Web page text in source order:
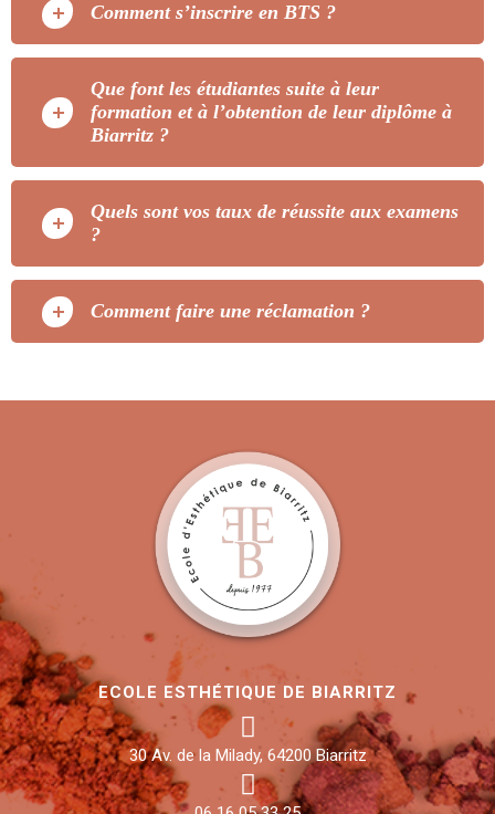
Comment s’inscrire en BTS ?
Que font les étudiantes suite à leur
formation et à l’obtention de leur diplôme à
Biarritz ?
Quels sont vos taux de réussite aux examens
?
Comment faire une réclamation ?
ECOLE ESTHÉTIQUE DE BIARRITZ
30 Av. de la Milady, 64200 Biarritz